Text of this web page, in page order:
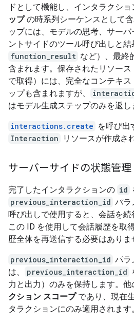
ドとして機能し、インタラクシ
ップの時系列シーケンスとして
ップには、モデルの思考、サー
ントサイドのツール呼び出しと結
function_result など）、最終
含まれます。保存されたリソース
で取得）には、完全なコンテキス
ップも含まれますが、
はモデル生成ステップのみを返し
interactions.create を呼び出
Interaction
リソースが作成さ
サーバーサイドの状態管理
完了したインタラクションの id
previous_interaction_id パラ
呼び出しで使用すると、会話を
この ID を使用して会話履歴を取
歴全体を再送信する必要はありま
previous_interaction_id パラ
は、
previous_interaction_id
力と出力）のみを保持します。
クション スコープであり、現在
タラクションにのみ適用されます